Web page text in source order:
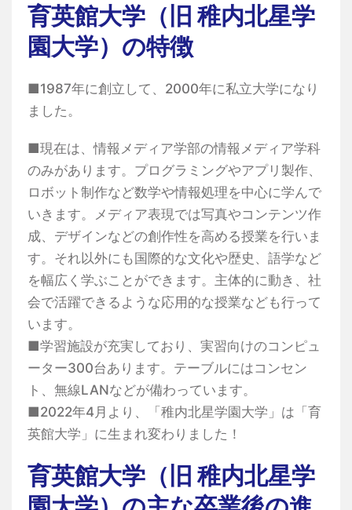
育英館大学（旧 稚内北星学
園大学）の特徴
■1987年に創立して、2000年に私立大学になり
ました。
■現在は、情報メディア学部の情報メディア学科
のみがあります。プログラミングやアプリ製作、
ロボット制作など数学や情報処理を中心に学んで
いきます。メディア表現では写真やコンテンツ作
成、デザインなどの創作性を高める授業を行いま
す。それ以外にも国際的な文化や歴史、語学など
を幅広く学ぶことができます。主体的に動き、社
会で活躍できるような応用的な授業なども行って
います。
■学習施設が充実しており、実習向けのコンピュ
ーター300台あります。テーブルにはコンセン
ト、無線LANなどが備わっています。
■2022年4月より、「稚内北星学園大学」は「育
英館大学」に生まれ変わりました！
育英館大学（旧 稚内北星学